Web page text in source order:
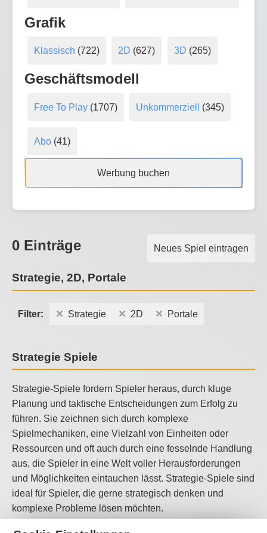
Grafik
Klassisch (722) 2D (627) 3D (265)
Geschäftsmodell
Free To Play(1707) Unkommerziell (345)
Abo(41)
Werbung buchen
Neues Spiel eintragen
0 Einträge
Strategie, 2D, Portale
Filter: Strategie 2D Portale
Strategie Spiele
Strategie-Spiele fordern Spieler heraus, durch kluge
Planung und taktische Entscheidungen zum Erfolg zu
führen. Sie zeichnen sich durch komplexe
Spielmechaniken, eine Vielzahl von Einheiten oder
Ressourcen und oft auch durch eine fesselnde Handlung
aus, die Spieler in eine Welt voller Herausforderungen
und Möglichkeiten eintauchen lässt. Strategie-Spiele sind
ideal für Spieler, die gerne strategisch denken und
komplexe Probleme lösen möchten.